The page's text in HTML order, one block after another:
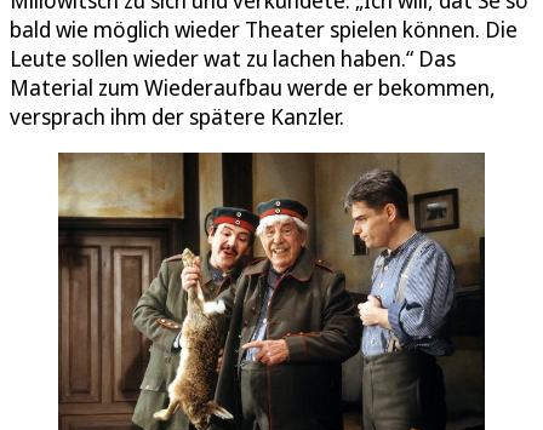
bald wie möglich wieder Theater spielen können. Die
Leute sollen wieder wat zu lachen haben.“ Das
Material zum Wiederaufbau werde er bekommen,
versprach ihm der spätere Kanzler.